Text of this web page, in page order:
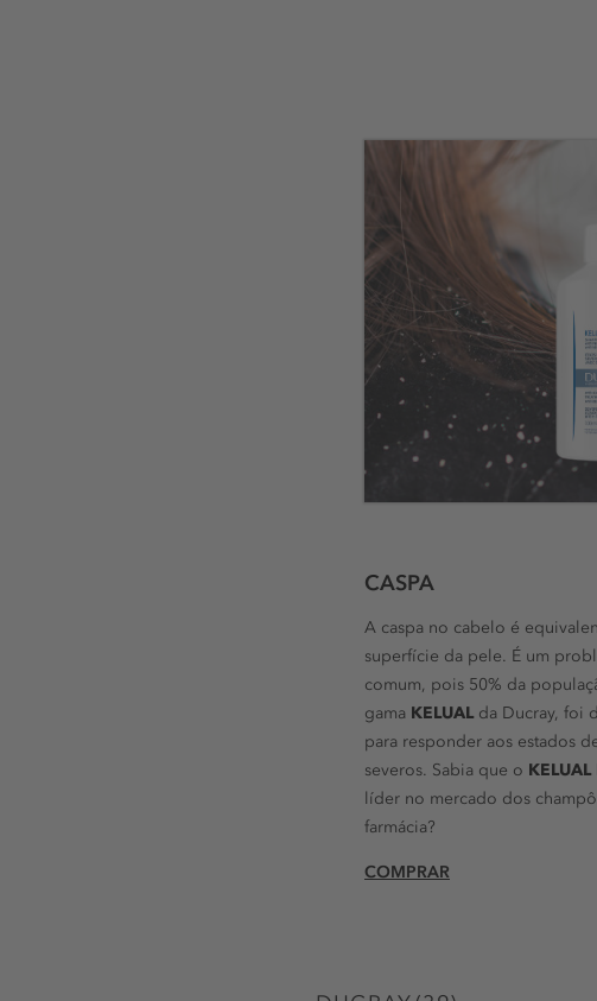
CASPA
A caspa no cabelo é
superfície da pele. É um
comum, pois 50% da
gama KELUAL da Ducray, foi
para responder aos estados
severos. Sabia que o KELUAL
líder no mercado dos
farmácia?
COMPRAR